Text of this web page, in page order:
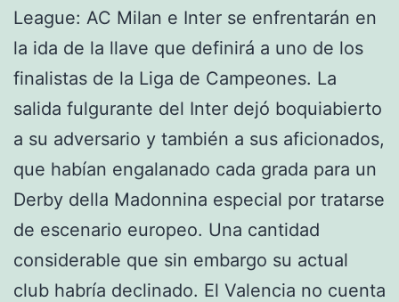
League: AC Milan e Inter se enfrentarán en
la ida de la llave que definirá a uno de los
finalistas de la Liga de Campeones. La
salida fulgurante del Inter dejó boquiabierto
a su adversario y también a sus aficionados,
que habían engalanado cada grada para un
Derby della Madonnina especial por tratarse
de escenario europeo. Una cantidad
considerable que sin embargo su actual
club habría declinado. El Valencia no cuenta